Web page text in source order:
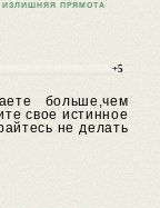
ИЗЛИШНЯЯ ПРЯМОТА
+5
больше,чем
свое истинное
не делать